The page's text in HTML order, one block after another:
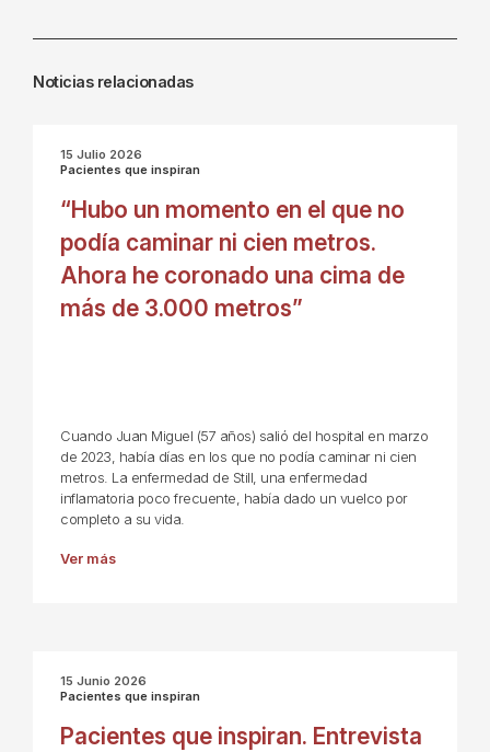
Noticias relacionadas
15 Julio 2026
Pacientes que inspiran
“Hubo un momento en el que no
podía caminar ni cien metros.
Ahora he coronado una cima de
más de 3.000 metros”
Cuando Juan Miguel (57 años) salió del hospital en marzo
de 2023, había días en los que no podía caminar ni cien
metros. La enfermedad de Still, una enfermedad
inflamatoria poco frecuente, había dado un vuelco por
completo a su vida.
Ver más
15 Junio 2026
Pacientes que inspiran
Pacientes que inspiran. Entrevista